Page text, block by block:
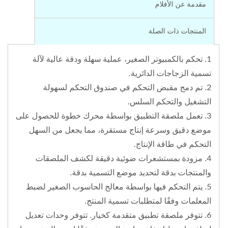
مقدمة عن الأفلام
المنتجات ذات الصلة
1. تحكم بالكمبيوتر الصغير، عملية سهلة ودقة عالية لآلة
تسمية الزجاجات الدائرية.
2. تم دمج مقبض التحكم في صندوق التحكم لسهولة
التشغيل والتحكم السلس.
3. تعمل ملصقة التطبيق بواسطة محرك خطوة للحصول على
موضع دقيق وسرعة إنتاج مستقرة، مما يجعل من السهل
التحكم في طاقة الإنتاج.
4. مزودة بمستشعرات ضوئية دقيقة لكشف الملصقات
والمنتجات بدقة لتحديد موضع التسمية بدقة.
5. يتم التحكم فيها بواسطة معالج الحاسوب الصغير لضبط
المعلمات وفقًا لمتطلبات تسمية المنتج.
6. تتوفر ملصقة تطبيق متقدمة كخيار. تتوفر وحدات تعديل